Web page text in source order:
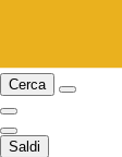
Cerca
Saldi